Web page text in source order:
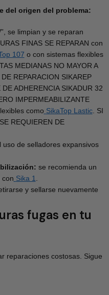
del origen del problema:
se limpian y se reparan
FINAS SE REPARAN con
107 o con sistemas flexibles
MEDIANAS NO MAYOR A
REPARACION SIKAREP
ADHERENCIA SIKADUR 32
IMPERMEABILIZANTE
como SikaTop Lastic. SI
REQUIEREN DE
uso de selladores expansivos
se recomienda un
con Sika 1
y sellarse nuevamente
fugas en tu
reparaciones costosas. Sigue